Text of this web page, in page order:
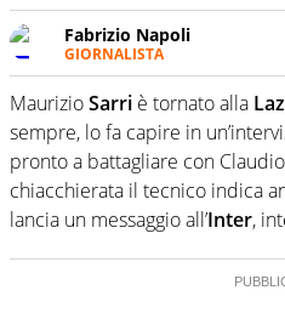
Fabrizio Napoli
GIORNALISTA
Giornalista professionista,
il calcio ma è con la
passioni. Cura la
grande festival di
MaurizioSarri è tornato alla
sempre, lo fa capire in
pronto a battagliare con Claudio
chiacchierata il tecnico indica
lancia un messaggio all’Inter,